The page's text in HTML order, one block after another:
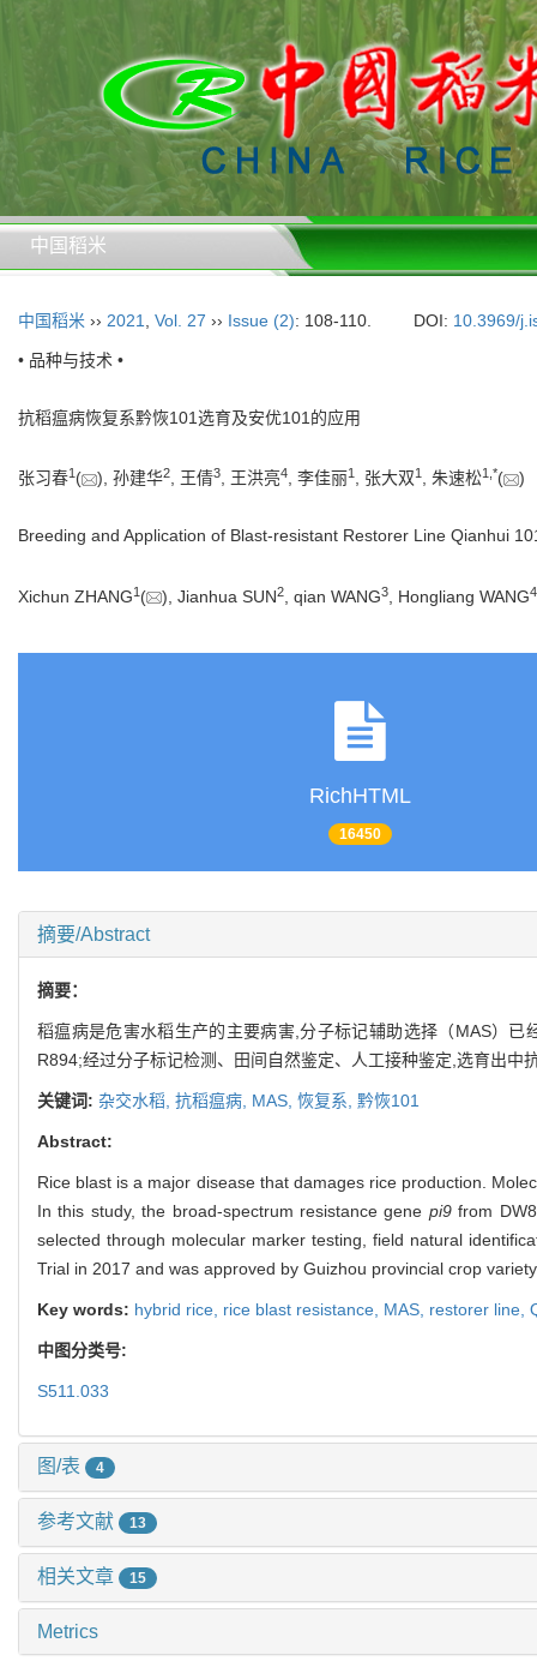
中国稻米
中国稻米 ›› 2021 Vol. 27 ›› Issue (2): 108-110. DOI: 10.3969/
• 品种与技术 •
抗稻瘟病恢复系黔恢101选育及安优101的应用
张习春1 ( ), 孙建华2, 王倩3, 王洪亮4, 李佳丽1 , 张大双1 , 朱速松1, *(
Breeding and Application of Blast-resistant Restorer Line Qianhui
Xichun ZHANG1 ( ), Jianhua SUN2 , qian WANG3 , Hongliang WANG4
RichHTML
16450
摘要/Abstract
摘要：
稻瘟病是危害水稻生产的主要病害,分子标记辅助选择（MAS）
R894;经过分子标记检测、田间自然鉴定、人工接种鉴定,选育出
关键词: 杂交水稻, 抗稻瘟病, MAS, 恢复系, 黔恢101
Abstract:
Rice blast is a major disease that damages rice production.
In this study, the broad-spectrum resistance gene pi9from
selected through molecular marker testing, field natural
Trial in 2017 and was approved by Guizhou provincial crop
Key words: hybrid rice, rice blast resistance, MAS, restorer line,
中图分类号:
S511.033
图/表 4
参考文献 13
相关文章 15
Metrics